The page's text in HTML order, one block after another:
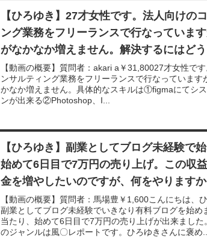
【ひろゆき】27才女性です。法人向けの
ング業務をフリーランスで行なっていま
がなかなか増えません。解決するにはど
い？ー ひろゆき切り抜き 20230831
【動画の概要】質問者：akari a￥31,80027才女性で
ンサルティング業務をフリーランスで行なっています
かなか増えません。具体的なスキルは①figmaにてシ
ンが出来る②Photoshop、I...
【ひろゆき】副業としてブログ未経験で始
始めて6日目で7万円の売り上げ。この収
金を増やしたいのですが、何をやります
ゆき切り抜き 20230902
【動画の概要】質問者：馬場豊￥1,600こんにちは、
副業としてブログ未経験でいきなり有料ブログを始め
当たり、始めて6日目で7万円の売り上げが出来ました
のジャンルは風〇レポートです。ひろゆきさんに褒め